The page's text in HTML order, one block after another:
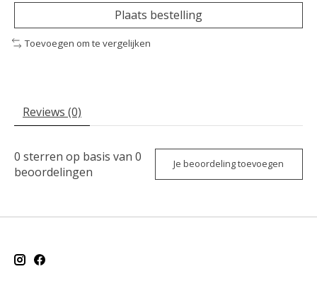
Plaats bestelling
Toevoegen om te vergelijken
Reviews (0)
0 sterren op basis van 0
beoordelingen
Je beoordeling toevoegen